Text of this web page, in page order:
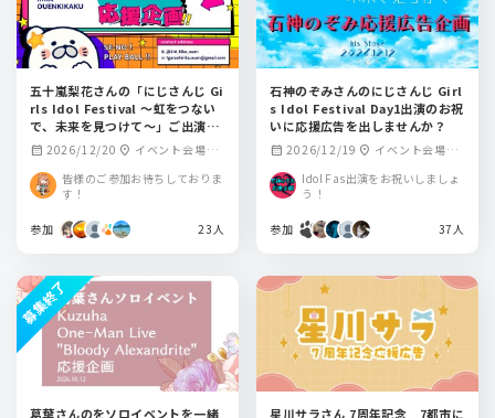
五十嵐梨花さんの「にじさんじ Gi
rls Idol Festival 〜虹をつない
で、未来を見つけて〜」ご出演記
念を応援広告でお祝いしません
か？
calendar_month 2026/12/20 location_on イベント会場周
皆様のご参加お待ちしておりま
す！
参加 23人
石神のぞみさんのにじさんじ Girl
s Idol Festival Day1出演のお祝
いに応援広告を出しませんか？
calendar_month 2026/12/19 location_on イベント会場周
Idol Fas出演をお祝いしましょ
う！
参加 37人
葛葉さんのをソロイベントを一緒
募集終了
星川サラさん 7周年記念 7都市に